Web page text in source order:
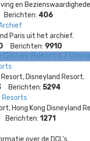
en
Berichten: 406
Paris uit het archief.
Berichten: 9910
Disney Resorts /
Disneyland Resort.
Berichten: 5294
Resorts
Hong Kong Disneyland
Berichten: 1271
over de DCL's.